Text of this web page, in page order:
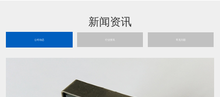
新闻资讯
公司动态 行业资讯 常见问题